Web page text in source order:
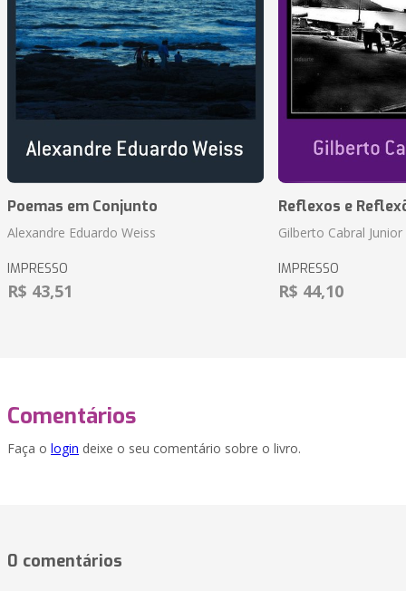
Poemas em Conjunto
Alexandre Eduardo Weiss
IMPRESSO
R$ 43,51
Reflexos e
Gilberto Cabral Junior
IMPRESSO
R$ 44,10
Comentários
Faça o login deixe o seu comentário sobre o livro.
0 comentários